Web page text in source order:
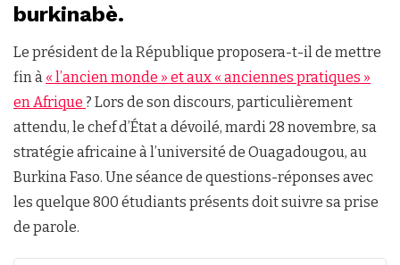
burkinabè.
Le président de la République proposera-t-il de mettre
fin à « l’ancien monde » et aux « anciennes pratiques »
en Afrique ? Lors de son discours, particulièrement
attendu, le chef d’État a dévoilé, mardi 28 novembre, sa
stratégie africaine à l’université de Ouagadougou, au
Burkina Faso. Une séance de questions-réponses avec
les quelque 800 étudiants présents doit suivre sa prise
de parole.